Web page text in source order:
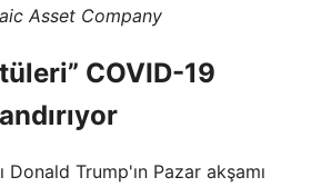
Asset Company
COVID-19
Donald Trump'ın Pazar akşamı